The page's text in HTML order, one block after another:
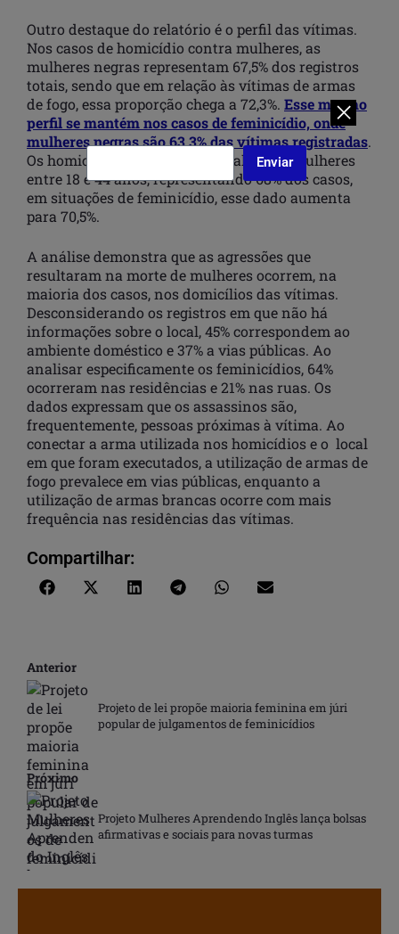
Outro destaque do relatório é o perfil das vítimas.
Nos casos de homicídio contra mulheres, as
mulheres negras representam 67,5% dos registros
totais, sendo que em relação às vítimas de armas
de fogo, essa proporção chega a 72,3%. Esse mesmo
perfil se mantém nos casos de feminicídio, onde
mulheres negras são 63,3% das vítimas registradas.
Os homicídios atingem principalmente mulheres
entre 18 e 44 anos, representando 68% dos casos,
em situações de feminicídio, esse dado aumenta
para 70,5%.
A análise demonstra que as agressões que
resultaram na morte de mulheres ocorrem, na
maioria dos casos, nos domicílios das vítimas.
Desconsiderando os registros em que não há
informações sobre o local, 45% correspondem ao
ambiente doméstico e 37% a vias públicas. Ao
analisar especificamente os feminicídios, 64%
ocorreram nas residências e 21% nas ruas. Os
dados expressam que os assassinos são,
frequentemente, pessoas próximas à vítima. Ao
conectar a arma utilizada nos homicídios e o local
em que foram executados, a utilização de armas de
fogo prevalece em vias públicas, enquanto a
utilização de armas brancas ocorre com mais
frequência nas residências das vítimas.
Compartilhar:
Anterior
Projeto de lei propõe maioria feminina em júri
popular de julgamentos de feminicídios
Próximo
Projeto Mulheres Aprendendo Inglês lança bolsas
afirmativas e sociais para novas turmas
Enviar